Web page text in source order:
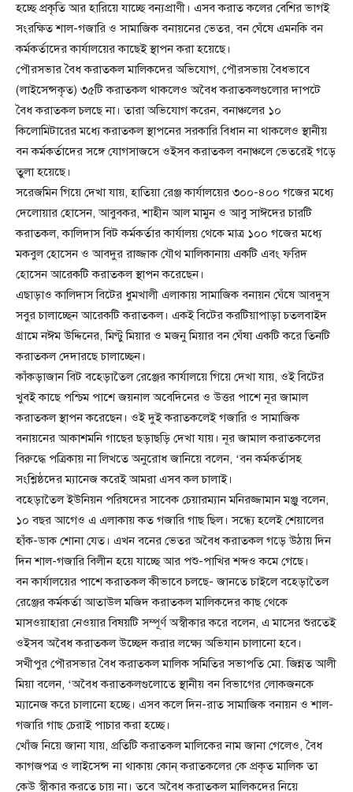
হচ্ছে প্রকৃতি আর হারিয়ে যাচ্ছে বন্যপ্রাণী। এসব করাত কলের বেশির ভাগই
সংরক্ষিত শাল-গজারি ও সামাজিক বনায়নের ভেতর, বন ঘেঁষে এমনকি বন
কর্মকর্তাদের কার্যালয়ের কাছেই স্থাপন করা হয়েছে।
পৌরসভার বৈধ করাতকল মালিকদের অভিযোগ, পৌরসভায় বৈধভাবে
(লাইসেন্সকৃত) ৩৫টি করাতকল থাকলেও অবৈধ করাতকলগুলোর দাপটে
বৈধ করাতকল চলছে না। তারা অভিযোগ করেন, বনাঞ্চলের ১০
কিলোমিটারের মধ্যে করাতকল স্থাপনের সরকারি বিধান না থাকলেও স্থানীয়
বন কর্মকর্তাদের সঙ্গে যোগসাজসে ওইসব করাতকল বনাঞ্চলে ভেতরেই গড়ে
তুলা হয়েছে।
সরেজমিন গিয়ে দেখা যায়, হাতিয়া রেঞ্জ কার্যালয়ের ৩০০-৪০০ গজের মধ্যে
দেলোয়ার হোসেন, আবুবকর, শাহীন আল মামুন ও আবু সাঈদের চারটি
করাতকল, কালিদাস বিট কর্মকর্তার কার্যালয় থেকে মাত্র ১০০ গজের মধ্যে
মকবুল হোসেন ও আবদুর রাজ্জাক যৌথ মালিকানায় একটি এবং ফরিদ
হোসেন আরেকটি করাতকল স্থাপন করেছেন।
এছাড়াও কালিদাস বিটের ধুমখালী এলাকায় সামাজিক বনায়ন ঘেঁষে আবদুস
সবুর চালাচ্ছেন আরেকটি করাতকল। একই বিটের করটিয়াপাড়া চতলবাইদ
গ্রামে নঈম উদ্দিনের, মিণ্টু মিয়ার ও মজনু মিয়ার বন ঘেঁষা একটি করে তিনটি
করাতকল দেদারছে চালাচ্ছেন।
কাঁকড়াজান বিট বহেড়াতৈল রেঞ্জের কার্যালয়ে গিয়ে দেখা যায়, ওই বিটের
খুবই কাছে পশ্চিম পাশে জয়নাল অবেদিনের ও উত্তর পাশে নূর জামাল
করাতকল স্থাপন করেছেন। ওই দুই করাতকলেই গজারি ও সামাজিক
বনায়নের আকাশমনি গাছের ছড়াছড়ি দেখা যায়। নূর জামাল করাতকলের
বিরুদ্ধে পত্রিকায় না লিখতে অনুরোধ জানিয়ে বলেন, ‘বন কর্মকর্তাসহ
সংশ্লিষ্ঠদের ম্যানেজ করেই আমরা এসব কল চালাই।
বহেড়াতৈল ইউনিয়ন পরিষদের সাবেক চেয়ারম্যান মনিরজ্জামান মঞ্জু বলেন,
১০ বছর আগেও এ এলাকায় কত গজারি গাছ ছিল। সন্ধ্যে হলেই শেয়ালের
হাঁক-ডাক শোনা যেত। এখন বনের ভেতর অবৈধ করাতকল গড়ে উঠায় দিন
দিন শাল-গজারি বিলীন হয়ে যাচ্ছে আর পশু-পাখির শব্দও কমে গেছে।
বন কার্যালয়ের পাশে করাতকল কীভাবে চলছে- জানতে চাইলে বহেড়াতৈল
রেঞ্জের কর্মকর্তা আতাউল মজিদ করাতকল মালিকদের কাছ থেকে
মাসওয়াহারা নেওয়ার বিষয়টি সম্পূর্ণ অস্বীকার করে বলেন, এ মাসের শুরতেই
ওইসব অবৈধ করাতকল উচ্ছেদ করার লক্ষ্যে অভিযান চালানো হবে।
সখীপুর পৌরসভার বৈধ করাতকল মালিক সমিতির সভাপতি মো. জিন্নত আলী
মিয়া বলেন, ‘অবৈধ করাতকলগুলোতে স্থানীয় বন বিভাগের লোকজনকে
ম্যানেজ করে চালানো হচ্ছে। এসব কলে দিন-রাত সামাজিক বনায়ন ও শাল-
গজারি গাছ চেরাই পাচার করা হচ্ছে।
খোঁজ নিয়ে জানা যায়, প্রতিটি করাতকল মালিকের নাম জানা গেলেও, বৈধ
কাগজপত্র ও লাইসেন্স না থাকায় কোন্ করাতকলের কে প্রকৃত মালিক তা
কেউ স্বীকার করতে চায় না। তবে অবৈধ করাতকল মালিকদের নিয়ে